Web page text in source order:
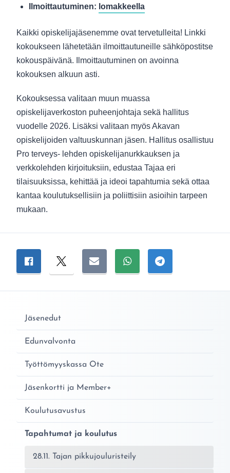
Ilmoittautuminen: lomakkeella
Kaikki opiskelijajäsenemme ovat tervetulleita! Linkki
kokoukseen lähetetään ilmoittautuneille sähköpostitse
kokouspäivänä. Ilmoittautuminen on avoinna
kokouksen alkuun asti.
Kokouksessa valitaan muun muassa
opiskelijaverkoston puheenjohtaja sekä hallitus
vuodelle 2026. Lisäksi valitaan myös Akavan
opiskelijoiden valtuuskunnan jäsen. Hallitus osallistuu
Pro terveys- lehden opiskelijanurkkauksen ja
verkkolehden kirjoituksiin, edustaa Tajaa eri
tilaisuuksissa, kehittää ja ideoi tapahtumia sekä ottaa
kantaa koulutuksellisiin ja poliittisiin asioihin tarpeen
mukaan.
Jaa sivu
Jaa Facebookissa
Jaa TwitterissäJaa sähköpostitse
Jaa WhatsAppissa
Jaa
Jäsenedut
Edunvalvonta
Työttömyyskassa Ote
Jäsenkortti ja Member+
Koulutusavustus
Tapahtumat ja koulutus
28.11. Tajan pikkujouluristeily